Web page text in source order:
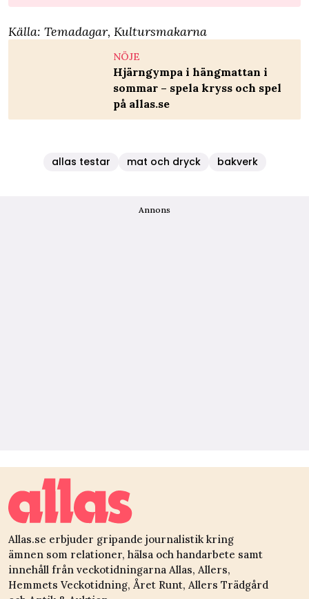
Källa: Temadagar, Kultursmakarna
NÖJE
Hjärngympa i hängmattan i
sommar – spela kryss och spel
på allas.se
allas testar mat och dryck bakverk
Annons
Allas.se erbjuder gripande journalistik kring
ämnen som relationer, hälsa och handarbete samt
innehåll från veckotidningarna Allas, Allers,
Hemmets Veckotidning, Året Runt, Allers Trädgård